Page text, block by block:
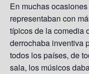
En muchas
representaban con
típicos de la comedia
derrochaba inventiva
todos los países, de
sala, los músicos